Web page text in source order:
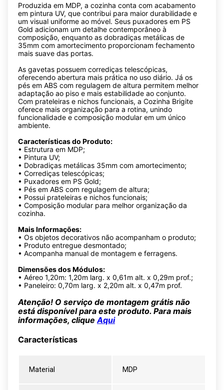
Produzida em MDP, a cozinha conta com acabamento
em pintura UV, que contribui para maior durabilidade e
um visual uniforme ao móvel. Seus puxadores em PS
Gold adicionam um detalhe contemporâneo à
composição, enquanto as dobradiças metálicas de
35mm com amortecimento proporcionam fechamento
mais suave das portas.
As gavetas possuem corrediças telescópicas,
oferecendo abertura mais prática no uso diário. Já os
pés em ABS com regulagem de altura permitem melhor
adaptação ao piso e mais estabilidade ao conjunto.
Com prateleiras e nichos funcionais, a Cozinha Brigite
oferece mais organização para a rotina, unindo
funcionalidade e composição modular em um único
ambiente.
Características do Produto:
• Estrutura em MDP;
• Pintura UV;
• Dobradiças metálicas 35mm com amortecimento;
• Corrediças telescópicas;
• Puxadores em PS Gold;
• Pés em ABS com regulagem de altura;
• Possui prateleiras e nichos funcionais;
• Composição modular para melhor organização da
cozinha.
Mais Informações:
• Os objetos decorativos não acompanham o produto;
• Produto entregue desmontado;
• Acompanha manual de montagem e ferragens.
Dimensões dos Módulos:
• Aéreo 1,20m: 1,20m larg. x 0,61m alt. x 0,29m prof.;
• Paneleiro: 0,70m larg. x 2,20m alt. x 0,47m prof.
Atenção! O serviço de montagem grátis não
está disponível para este produto. Para mais
informações, clique Aqui
Características
Material MDP